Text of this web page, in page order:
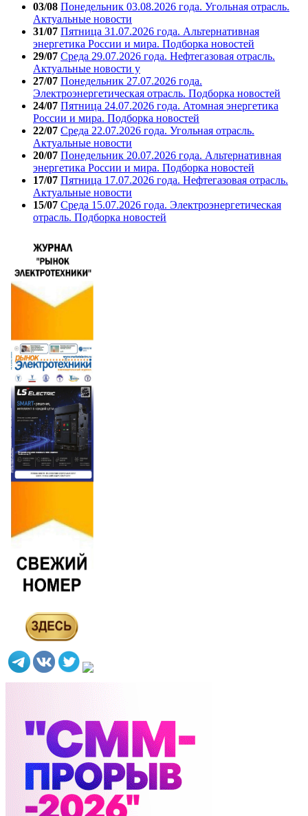
03/08 Понедельник 03.08.2026 года. Угольная отрасль.
Актуальные новости
31/07 Пятница 31.07.2026 года. Альтернативная
энергетика России и мира. Подборка новостей
29/07 Среда 29.07.2026 года. Нефтегазовая отрасль.
Актуальные новости у
27/07 Понедельник 27.07.2026 года.
Электроэнергетическая отрасль. Подборка новостей
24/07 Пятница 24.07.2026 года. Атомная энергетика
России и мира. Подборка новостей
22/07 Среда 22.07.2026 года. Угольная отрасль.
Актуальные новости
20/07 Понедельник 20.07.2026 года. Альтернативная
энергетика России и мира. Подборка новостей
17/07 Пятница 17.07.2026 года. Нефтегазовая отрасль.
Актуальные новости
15/07 Среда 15.07.2026 года. Электроэнергетическая
отрасль. Подборка новостей